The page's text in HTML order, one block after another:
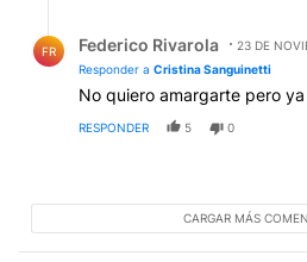
FR Federico Rivarola
23 DE
Responder a Cristina Sanguinetti
No quiero amargarte pero
RESPONDER 5 0
CARGAR MÁS